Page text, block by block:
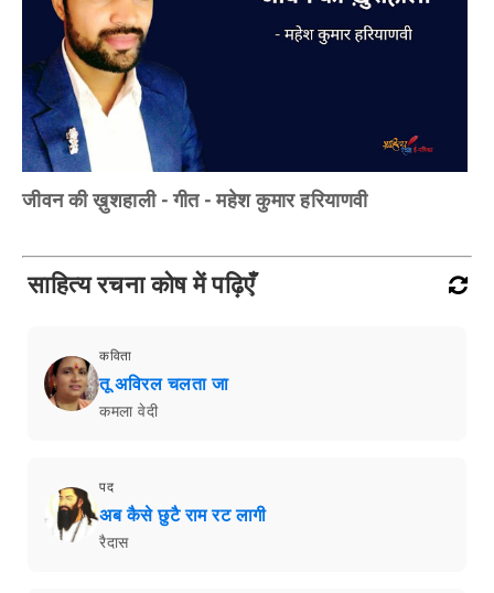
जीवन की ख़ुशहाली - गीत - महेश कुमार हरियाणवी
साहित्य रचना कोष में पढ़िएँ
कविता
तू अविरल चलता जा
कमला वेदी
पद
अब कैसे छुटै राम रट लागी
रैदास